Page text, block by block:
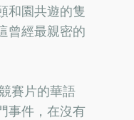
和園共遊的隻
曾經最親密的
賽片的華語
事件，在沒有